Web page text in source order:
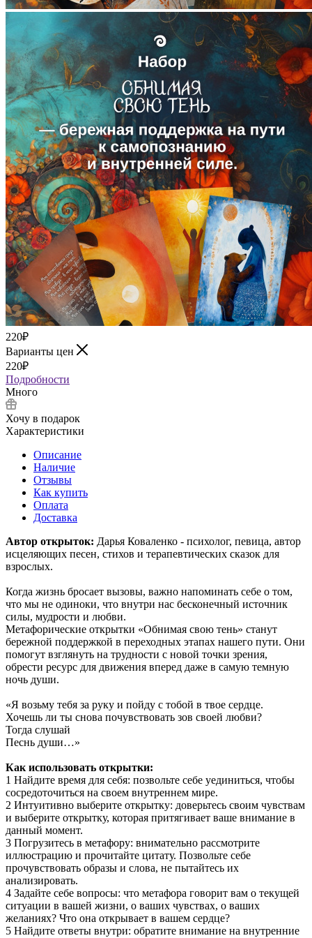
220₽
Варианты цен
220₽
Подробности
Много
Хочу в подарок
Характеристики
Описание
Наличие
Отзывы
Как купить
Оплата
Доставка
Автор открыток: Дарья Коваленко - психолог, певица, автор
исцеляющих песен, стихов и терапевтических сказок для
взрослых.
Когда жизнь бросает вызовы, важно напоминать себе о том,
что мы не одиноки, что внутри нас бесконечный источник
силы, мудрости и любви.
Метафорические открытки «Обнимая свою тень» станут
бережной поддержкой в переходных этапах нашего пути. Они
помогут взглянуть на трудности с новой точки зрения,
обрести ресурс для движения вперед даже в самую темную
ночь души.
«Я возьму тебя за руку и пойду с тобой в твое сердце.
Хочешь ли ты снова почувствовать зов своей любви?
Тогда слушай
Песнь души…»
Как использовать открытки:
1 Найдите время для себя: позвольте себе уединиться, чтобы
сосредоточиться на своем внутреннем мире.
2 Интуитивно выберите открытку: доверьтесь своим чувствам
и выберите открытку, которая притягивает ваше внимание в
данный момент.
3 Погрузитесь в метафору: внимательно рассмотрите
иллюстрацию и прочитайте цитату. Позвольте себе
прочувствовать образы и слова, не пытайтесь их
анализировать.
4 Задайте себе вопросы: что метафора говорит вам о текущей
ситуации в вашей жизни, о ваших чувствах, о ваших
желаниях? Что она открывает в вашем сердце?
5 Найдите ответы внутри: обратите внимание на внутренние